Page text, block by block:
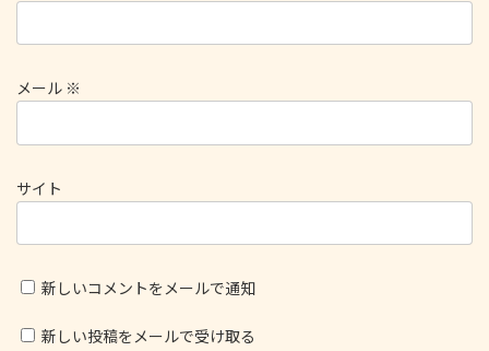
メール ※
サイト
新しいコメントをメールで通知
新しい投稿をメールで受け取る